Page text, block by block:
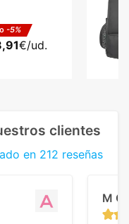
-5%
€/ud.
clientes
en 212 reseñas
M C